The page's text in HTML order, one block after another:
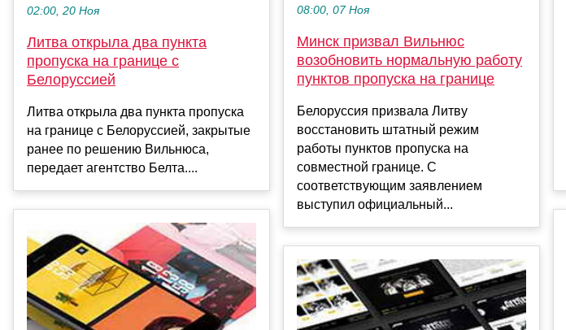
02:00, 20 Ноя
Литва открыла два пункта
пропуска на границе с
Белоруссией
Литва открыла два пункта пропуска
на границе с Белоруссией, закрытые
ранее по решению Вильнюса,
передает агентство Белта....
08:00, 07 Ноя
Минск призвал Вильнюс
возобновить нормальную работу
пунктов пропуска на границе
Белоруссия призвала Литву
восстановить штатный режим
работы пунктов пропуска на
совместной границе. С
соответствующим заявлением
выступил официальный...